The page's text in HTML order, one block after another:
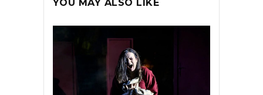
YOU MAY ALSO LIKE